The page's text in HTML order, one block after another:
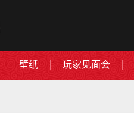
壁纸 玩家见面会